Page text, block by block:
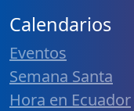
Calendarios
Eventos
Semana Santa
Hora en Ecuador